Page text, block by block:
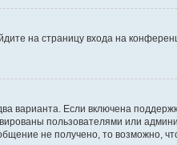
на страницу входа на
Если включена
пользователями или
не получено, то возможно,